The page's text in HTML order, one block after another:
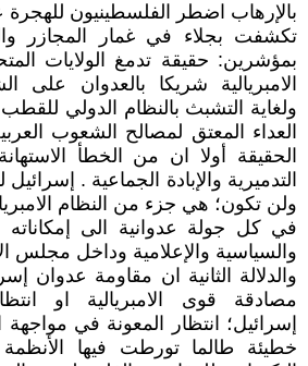
بالإرهاب اضطر الفلسطينيون للهجرة عامي
تكشفت بجلاء في غمار المجازر
بمؤشرين: حقيقة تدمغ الولايات
الامبريالية شريكا بالعدوان على
ولغاية التشبث بالنظام الدولي
العداء المعتق لمصالح الشعوب
الحقيقة أولا ان من الخطأ
التدميرية والإبادة الجماعية .
ولن تكون؛ هي جزء من النظام
في كل جولة عدوانية الى إمكاناته
والسياسية والإعلامية وداخل مجلس
والدلالة الثانية ان مقاومة عدوان
مصادقة قوى الامبريالية او
إسرائيل؛ انتظار المعونة في مواجهة
خطيئة طالما تورطت فيها